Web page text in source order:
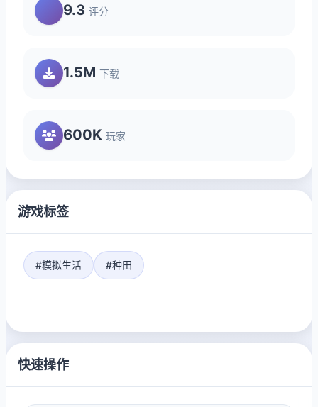
9.3 评分
1.5M 下载
600K 玩家
游戏标签
#模拟生活 #种田
快速操作